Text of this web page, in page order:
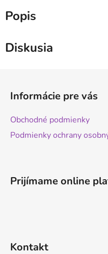
Popis
Diskusia
Informácie pre vás
Obchodné podmienky
Podmienky ochrany
Prijímame online
Kontakt